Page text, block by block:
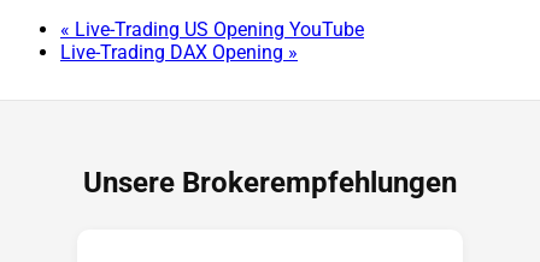
« Live-Trading US Opening YouTube
Live-Trading DAX Opening »
Unsere Brokerempfehlungen